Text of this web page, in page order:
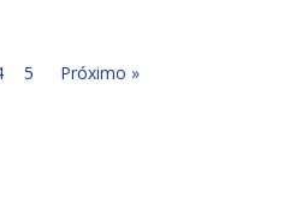
5 Próximo »